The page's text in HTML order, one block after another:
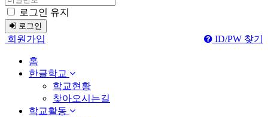
로그인 유지
로그인
회원가입 ID/PW 찾기
홈
한글학교
학교현황
찾아오시는길
학교활동